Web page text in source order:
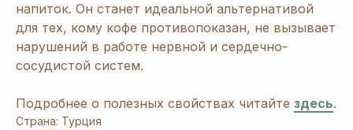
напиток. Он станет идеальной альтернативой
для тех, кому кофе противопоказан, не вызывает
нарушений в работе нервной и сердечно-
сосудистой систем.
Подробнее о полезных свойствах читайте здесь.
Страна: Турция